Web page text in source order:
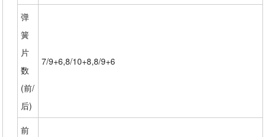
弹
簧
片
数
(前/
后)
7/9+6,8/10+8,8/9+6
前